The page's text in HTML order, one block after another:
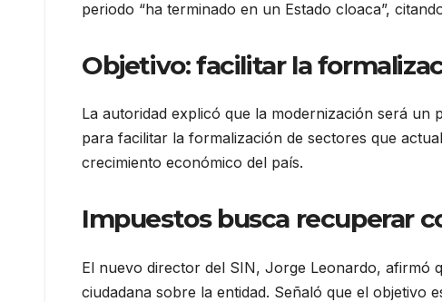
periodo “ha terminado en un Estado cloaca”,
Objetivo: facilitar la
La autoridad explicó que la modernización será
para facilitar la formalización de sectores que
crecimiento económico del país.
Impuestos busca recuperar
El nuevo director del SIN, Jorge Leonardo, afirmó
ciudadana sobre la entidad. Señaló que el objetivo